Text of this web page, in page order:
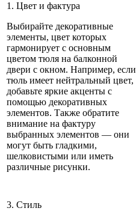
1. Цвет и фактура
Выбирайте декоративные
элементы, цвет которых
гармонирует с основным
цветом тюля на балконной
двери с окном. Например, если
тюль имеет нейтральный цвет,
добавьте яркие акценты с
помощью декоративных
элементов. Также обратите
внимание на фактуру
выбранных элементов — они
могут быть гладкими,
шелковистыми или иметь
различные рисунки.
3. Стиль